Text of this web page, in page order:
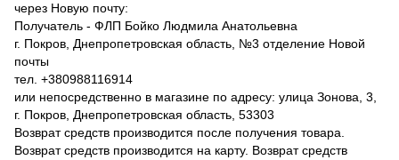
через Новую почту:
Получатель - ФЛП Бойко Людмила Анатольевна
г. Покров, Днепропетровская область, №3 отделение Новой
почты
тел. +380988116914
или непосредственно в магазине по адресу: улица Зонова, 3,
г. Покров, Днепропетровская область, 53303
Возврат средств производится после получения товара.
Возврат средств производится на карту. Возврат средств